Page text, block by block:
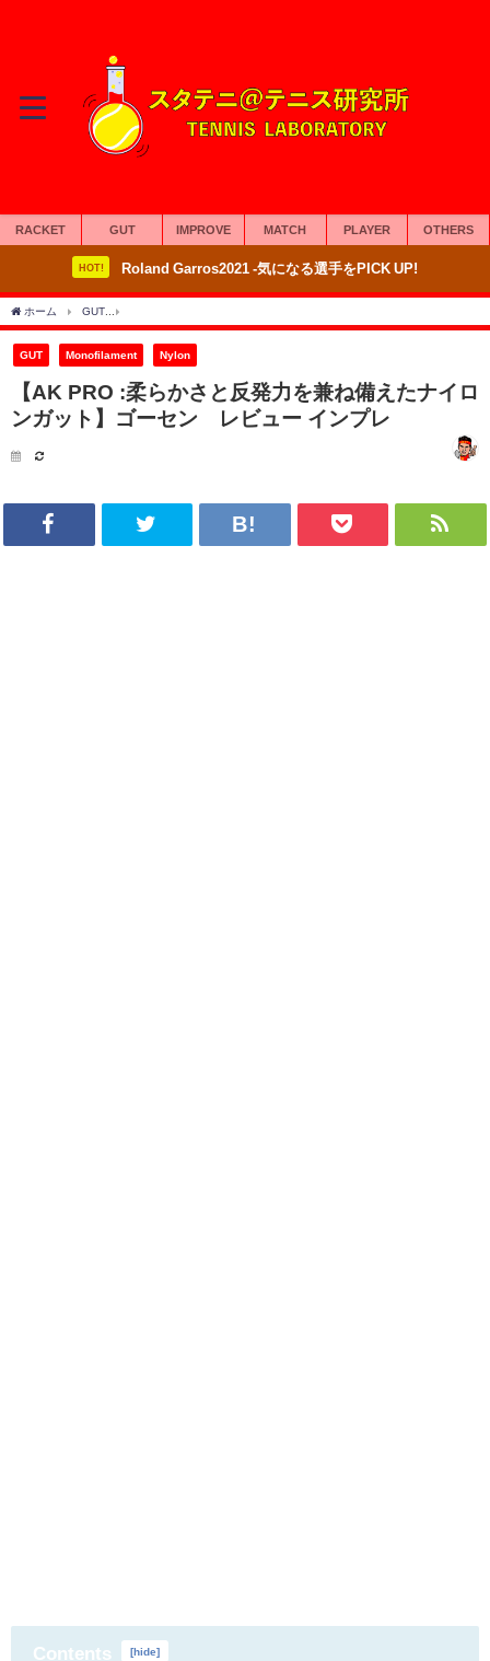
RACKET GUT IMPROVE MATCH PLAYER OTHERS
HOT! Roland Garros2021 -気になる選手をPICK UP!
ホーム GUT
GUT Monofilament Nylon
【AK PRO :柔らかさと反発力を兼ね備えたナイロ
ンガット】ゴーセン レビュー インプレ
Contents [hide]